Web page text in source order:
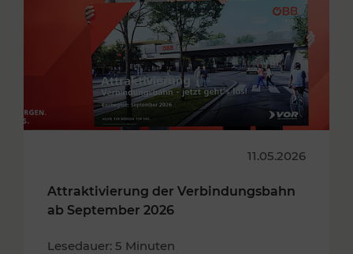
11.05.2026
Attraktivierung der Verbindungsbahn
ab September 2026
Lesedauer: 5 Minuten